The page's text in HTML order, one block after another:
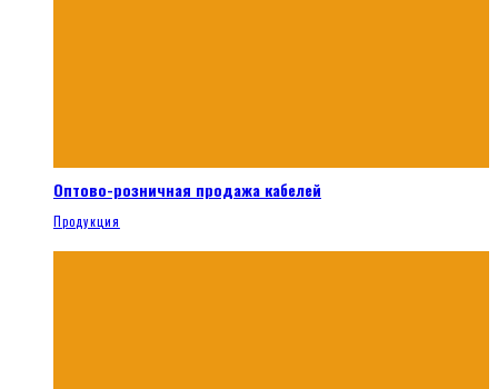
Оптово-розничная продажа кабелей
Продукция